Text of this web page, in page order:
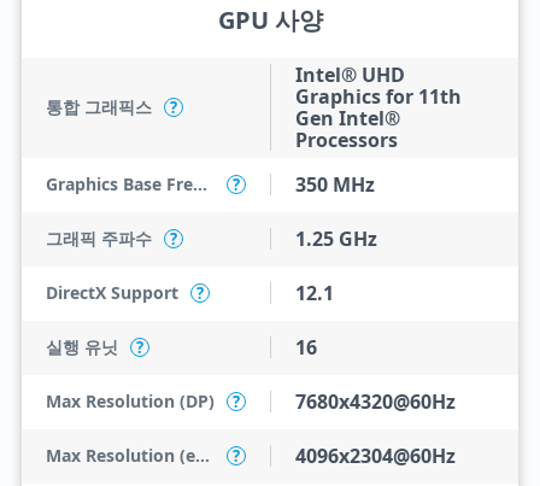
GPU 사양
통합 그래픽스 ?
Intel® UHD
Graphics for 11th
Gen Intel®
Processors
Graphics Base Frequency ? 350 MHz
그래픽 주파수 ? 1.25 GHz
DirectX Support ? 12.1
실행 유닛 ? 16
Max Resolution (DP) ? 7680x4320@60Hz
Max Resolution (eDP - Integrated Flat Panel) ? 4096x2304@60Hz